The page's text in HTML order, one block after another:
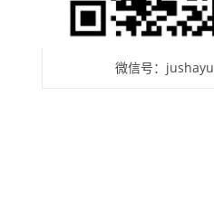
微信号：jushayu